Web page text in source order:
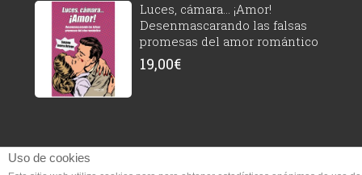
Luces, cámara... ¡Amor!
Desenmascarando las falsas
promesas del amor romántico
19,00€
Uso de cookies